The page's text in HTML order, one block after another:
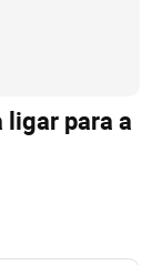
ligar para a